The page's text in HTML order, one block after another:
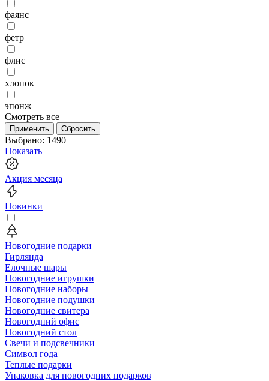
фаянс
фетр
флис
хлопок
эпонж
Смотреть все
Применить Сбросить
Выбрано: 1490
Показать
Акция месяца
Новинки
Новогодние подарки
Гирлянда
Елочные шары
Новогодние игрушки
Новогодние наборы
Новогодние подушки
Новогодние свитера
Новогодний офис
Новогодний стол
Свечи и подсвечники
Символ года
Теплые подарки
Упаковка для новогодних подарков